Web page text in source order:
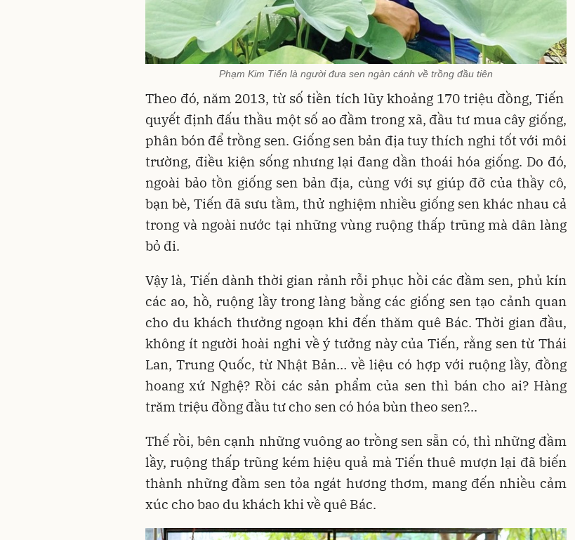
Phạm Kim Tiến là người đưa sen ngàn cánh về trồng đầu tiên
Theo đó, năm 2013, từ số tiền tích lũy khoảng 170 triệu đồng, Tiến
quyết định đấu thầu một số ao đầm trong xã, đầu tư mua cây giống,
phân bón để trồng sen. Giống sen bản địa tuy thích nghi tốt với môi
trường, điều kiện sống nhưng lại đang dần thoái hóa giống. Do đó,
ngoài bảo tồn giống sen bản địa, cùng với sự giúp đỡ của thầy cô,
bạn bè, Tiến đã sưu tầm, thử nghiệm nhiều giống sen khác nhau cả
trong và ngoài nước tại những vùng ruộng thấp trũng mà dân làng
bỏ đi.
Vậy là, Tiến dành thời gian rảnh rỗi phục hồi các đầm sen, phủ kín
các ao, hồ, ruộng lầy trong làng bằng các giống sen tạo cảnh quan
cho du khách thưởng ngoạn khi đến thăm quê Bác. Thời gian đầu,
không ít người hoài nghi về ý tưởng này của Tiến, rằng sen từ Thái
Lan, Trung Quốc, từ Nhật Bản… về liệu có hợp với ruộng lầy, đồng
hoang xứ Nghệ? Rồi các sản phẩm của sen thì bán cho ai? Hàng
trăm triệu đồng đầu tư cho sen có hóa bùn theo sen?...
Thế rồi, bên cạnh những vuông ao trồng sen sẵn có, thì những đầm
lầy, ruộng thấp trũng kém hiệu quả mà Tiến thuê mượn lại đã biến
thành những đầm sen tỏa ngát hương thơm, mang đến nhiều cảm
xúc cho bao du khách khi về quê Bác.